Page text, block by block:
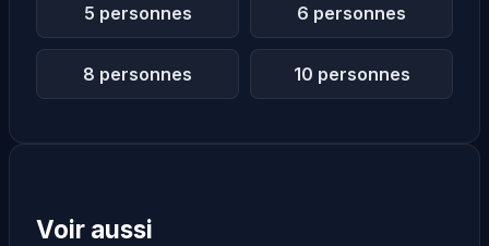
5 personnes 6 personnes
8 personnes 10 personnes
Voir aussi